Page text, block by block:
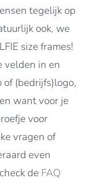
tegelijk op
ook, we
size frames!
velden in en
(bedrijfs)logo,
want voor je
voor
vragen of
even
de FAQ